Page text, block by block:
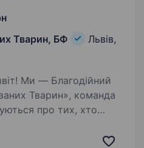
Тварин, БФ
Львів,
Тварин», команда
про тих, хто
які